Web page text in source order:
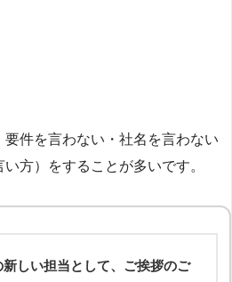
件を言わない・社名を言わない
方）をすることが多いです。
新しい担当として、ご挨拶のご